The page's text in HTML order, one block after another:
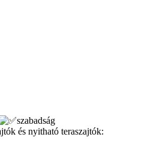
szabadság
és nyitható teraszajtók: